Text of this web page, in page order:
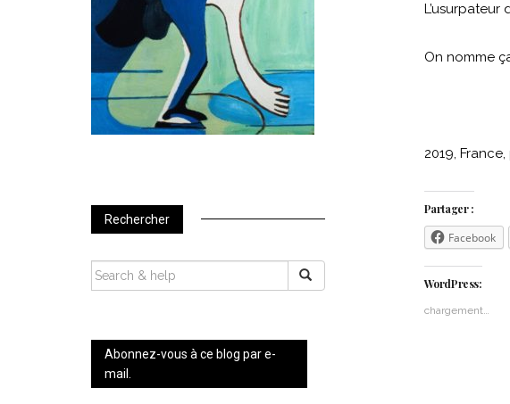
L’usurpateur
On nomme
2019,
Partager :
Facebook
WordPress:
chargement…
Rechercher
SEARCH
FOR:
Abonnez-vous à ce blog par e-
mail.